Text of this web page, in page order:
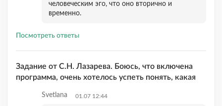
человеческим эго, что оно вторично и
временно.
Посмотреть ответы
Задание от С.Н. Лазарева. Боюсь, что включена
программа, очень хотелось успеть понять, какая
Svetlana 01.07 12:44